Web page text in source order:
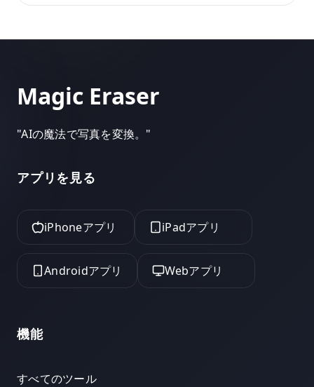
Magic Eraser
"AIの魔法で写真を変換。 "
アプリを見る
iPhoneアプリ iPadアプリ
Androidアプリ Webアプリ
機能
すべてのツール